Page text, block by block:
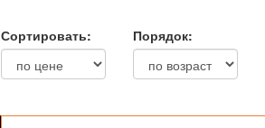
Сортировать: Порядок: